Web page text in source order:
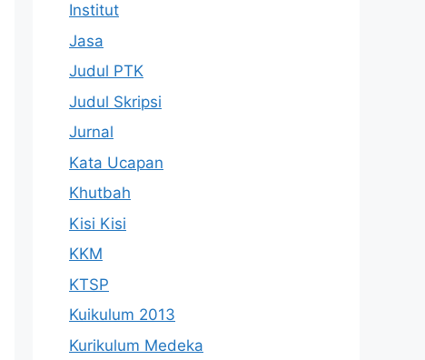
Institut
Jasa
Judul PTK
Judul Skripsi
Jurnal
Kata Ucapan
Khutbah
Kisi Kisi
KKM
KTSP
Kuikulum 2013
Kurikulum Medeka